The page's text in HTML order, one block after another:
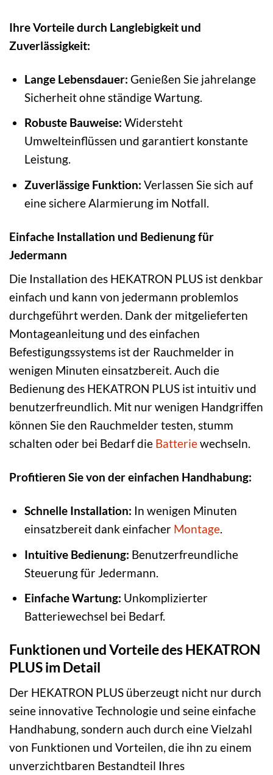
Ihre Vorteile durch Langlebigkeit und
Zuverlässigkeit:
Lange Lebensdauer: Genießen Sie jahrelange
Sicherheit ohne ständige Wartung.
Robuste Bauweise: Widersteht
Umwelteinflüssen und garantiert konstante
Leistung.
Zuverlässige Funktion: Verlassen Sie sich auf
eine sichere Alarmierung im Notfall.
Einfache Installation und Bedienung für
Jedermann
Die Installation des HEKATRON PLUS ist denkbar
einfach und kann von jedermann problemlos
durchgeführt werden. Dank der mitgelieferten
Montageanleitung und des einfachen
Befestigungssystems ist der Rauchmelder in
wenigen Minuten einsatzbereit. Auch die
Bedienung des HEKATRON PLUS ist intuitiv und
benutzerfreundlich. Mit nur wenigen Handgriffen
können Sie den Rauchmelder testen, stumm
schalten oder bei Bedarf die Batteriewechseln.
Profitieren Sie von der einfachen Handhabung:
Schnelle Installation: In wenigen Minuten
einsatzbereit dank einfacher Montage.
Intuitive Bedienung: Benutzerfreundliche
Steuerung für Jedermann.
Einfache Wartung: Unkomplizierter
Batteriewechsel bei Bedarf.
Funktionen und Vorteile des HEKATRON
PLUS im Detail
Der HEKATRON PLUS überzeugt nicht nur durch
seine innovative Technologie und seine einfache
Handhabung, sondern auch durch eine Vielzahl
von Funktionen und Vorteilen, die ihn zu einem
unverzichtbaren Bestandteil Ihres